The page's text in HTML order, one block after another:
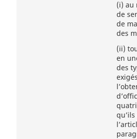
(i) au
de
de
des
(ii)
en
des